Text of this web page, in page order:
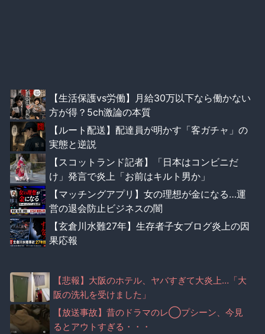
【生活保護vs労働】月給30万以下なら働かない
方が得？5ch激論の本質
【ルート配送】配達員が明かす「客ガチャ」の
実態と逆説
【スコットランド記者】「日本はコンビニだ
け」発言で炎上「お前はキルト男か」
【マッチングアプリ】女の理想が金になる…運
営の退会防止ビジネスの闇
【玄倉川水難27年】生存者子女ブログ炎上の因
果応報
【悲報】大阪のホテル、ヤバすぎて大炎上…「大
阪の洗礼を受けました」
【放送事故】昔のドラマのレ◯プシーン、今見
るとアウトすぎる・・・